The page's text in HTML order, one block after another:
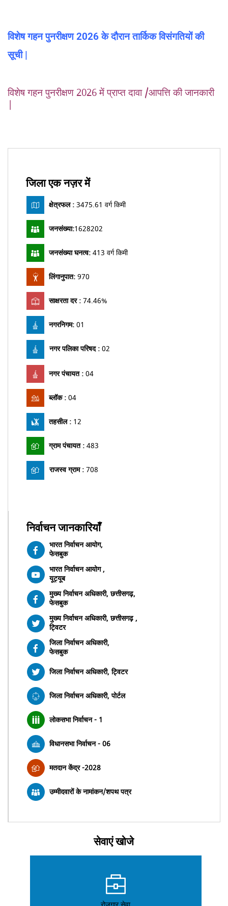
विशेष गहन पुनरीक्षण 2026 के दौरान तार्किक विसंगतियों की
सूची |
विशेष गहन पुनरीक्षण 2026 में प्राप्त दावा /आपत्ति की जानकारी
|
जिला एक नज़र में
क्षेत्रफल : 3475.61 वर्ग किमी
जनसंख्या:1628202
जनसंख्या घनत्व:413 वर्ग किमी
लिंगानुपात:970
साक्षरता दर :74.46%
नगरनिगम:01
नगर पलिका परिषद :02
नगर पंचायत :04
ब्लॉक :04
तहसील : 12
ग्राम पंचायत :483
राजस्व ग्राम :708
निर्वाचन जानकारियाँ
भारत निर्वाचन आयोग,
फेसबुक
भारत निर्वाचन आयोग ,
यूट्यूब
मुख्य निर्वाचन अधिकारी, छत्तीसगढ़,
फेसबुक
मुख्य निर्वाचन अधिकारी, छत्तीसगढ़ ,
ट्विटर
जिला निर्वाचन अधिकारी,
फेसबुक
जिला निर्वाचन अधिकारी, ट्विटर
जिला निर्वाचन अधिकारी, पोर्टल
लोकसभा निर्वाचन - 1
विधानसभा निर्वाचन - 06
मतदान केंद्र -2028
उम्मीदवारों के नामांकन/शपथ पत्र
सेवाएं खोजे